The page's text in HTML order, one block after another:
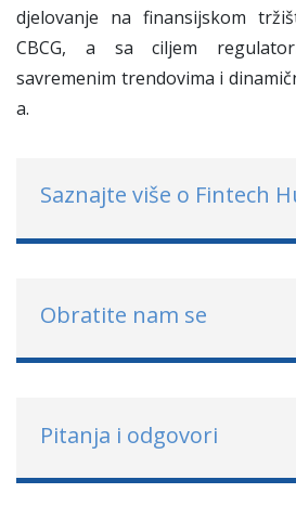
djelovanje na finansijskom
CBCG, a sa ciljem
savremenim trendovima i
a.
Saznajte više o Fintech
Obratite nam se
Pitanja i odgovori